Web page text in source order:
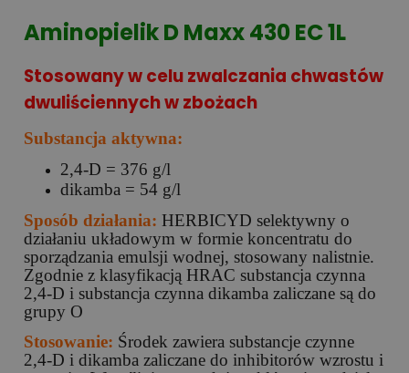
Aminopielik D Maxx 430 EC 1L
Stosowany w celu zwalczania chwastów
dwuliściennych w zbożach
Substancja aktywna:
2,4-D = 376 g/l
dikamba = 54 g/l
Sposób działania: HERBICYD selektywny o
działaniu układowym w formie koncentratu do
sporządzania emulsji wodnej, stosowany nalistnie.
Zgodnie z klasyfikacją HRAC substancja czynna
2,4-D i substancja czynna dikamba zaliczane są do
grupy O
Stosowanie: Środek zawiera substancje czynne
2,4-D i dikamba zaliczane do inhibitorów wzrostu i